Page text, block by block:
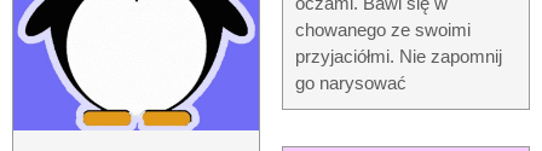
chowanego ze swoimi
przyjaciółmi. Nie zapomnij
go narysować